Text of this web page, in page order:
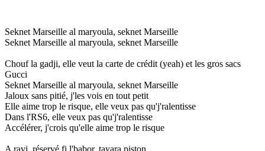
Seknet Marseille al maryoula, seknet Marseille
Seknet Marseille al maryoula, seknet Marseille
Chouf la gadji, elle veut la carte de crédit (yeah) et les gros sacs
Gucci
Seknet Marseille al maryoula, seknet Marseille
Jaloux sans pitié, j'les vois en tout petit
Elle aime trop le risque, elle veux pas qu'j'ralentisse
Dans l'RS6, elle veux pas qu'j'ralentisse
Accélérer, j'crois qu'elle aime trop le risque
A rayi, réservé fi l'babor, tayara piston